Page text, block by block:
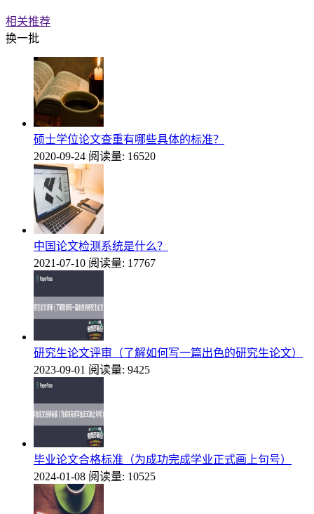
相关推荐
换一批
硕士学位论文查重有哪些具体的标准？
2020-09-24 阅读量: 16520
中国论文检测系统是什么？
2021-07-10 阅读量: 17767
研究生论文评审（了解如何写一篇出色的研究生论文）
2023-09-01 阅读量: 9425
毕业论文合格标准（为成功完成学业正式画上句号）
2024-01-08 阅读量: 10525